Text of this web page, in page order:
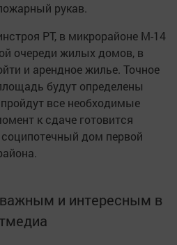
рукав.
РТ, в микрорайоне М-14
очереди жилых домов, в
и арендное жилье. Точное
будут определены
все необходимые
к сдаче готовится
дом первой
и интересным в